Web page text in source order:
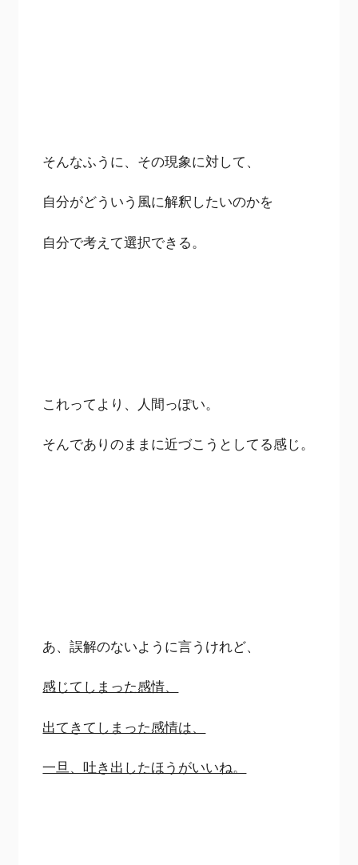
そんなふうに、その現象に対して、
自分がどういう風に解釈したいのかを
自分で考えて選択できる。
これってより、人間っぽい。
そんでありのままに近づこうとしてる感じ。
あ、誤解のないように言うけれど、
感じてしまった感情、
出てきてしまった感情は、
一旦、吐き出したほうがいいね。